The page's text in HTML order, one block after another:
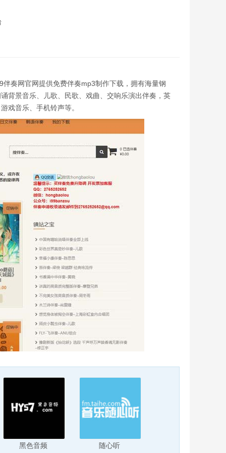
奏网官网提供免费伴奏mp3制作下载，拥有海量钢
背景音乐、儿歌、民歌、戏曲、交响乐演出伴奏，英
戏音乐、手机铃声等。
黑色音频 随心听